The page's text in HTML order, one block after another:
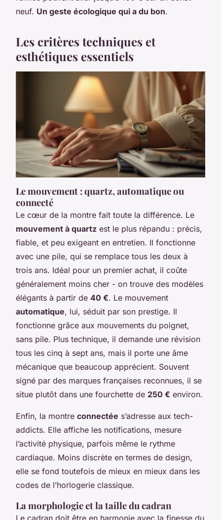
neuf. Un geste écologique qui a du bon.
Les critères techniques et
esthétiques essentiels
Le mouvement : quartz, automatique ou
connecté
Le cœur de la montre fait toute la différence. Le
mouvement à quartz est le plus répandu : précis,
fiable, et peu exigeant en entretien. Il fonctionne
avec une pile, qui se remplace tous les deux à
trois ans. Idéal pour un premier achat, il coûte
généralement moins cher - on trouve des modèles
élégants à partir de 40 €. Le mouvement
automatique, lui, séduit par son prestige. Il
fonctionne grâce aux mouvements du poignet,
sans pile. Plus technique, il demande une révision
tous les cinq à sept ans, mais il porte une âme
mécanique que beaucoup apprécient. Souvent
signé par des marques françaises reconnues, il se
situe plutôt dans une fourchette de 250 € environ.
Enfin, la montre connectée s’adresse aux tech-
addicts. Elle affiche les notifications, mesure
l’activité physique, parfois même le rythme
cardiaque. Moins discrète en termes de design,
elle se fond toutefois de mieux en mieux dans les
codes de l’horlogerie classique.
La morphologie et la taille du cadran
Le cadran doit être en harmonie avec la finesse du